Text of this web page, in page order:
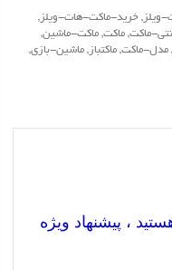
ویلز,خرید-ماکت-هات-ویلز,
ماکت,ماکت,ماکت-ماشین,
,مدل-ماکت,ماکتباز,ماشین-بازی,
، پیشنهاد ویژه